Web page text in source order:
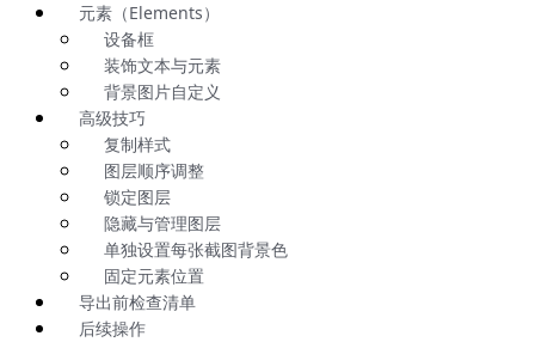
元素（Elements）
设备框
装饰文本与元素
背景图片自定义
高级技巧
复制样式
图层顺序调整
锁定图层
隐藏与管理图层
单独设置每张截图背景色
固定元素位置
导出前检查清单
后续操作